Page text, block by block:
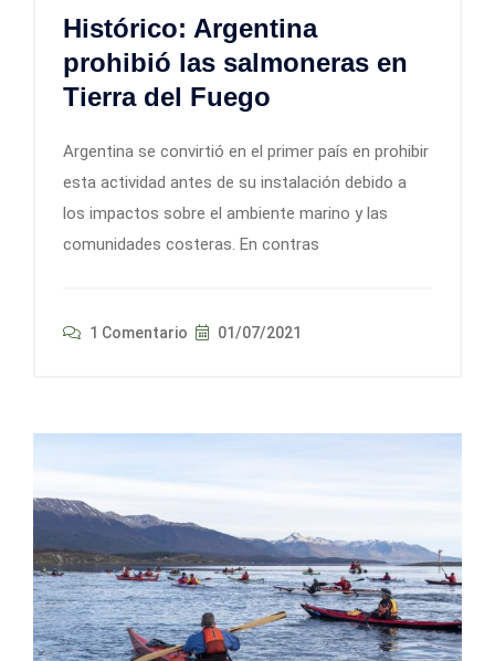
Histórico: Argentina
prohibió las salmoneras en
Tierra del Fuego
Argentina se convirtió en el primer país en prohibir
esta actividad antes de su instalación debido a
los impactos sobre el ambiente marino y las
comunidades costeras. En contras
1 Comentario 01/07/2021